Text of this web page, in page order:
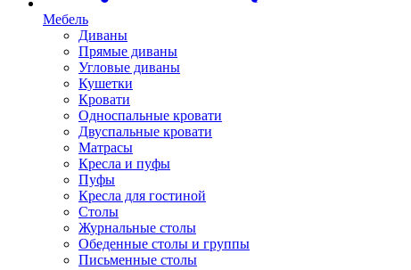
Мебель
Диваны
Прямые диваны
Угловые диваны
Кушетки
Кровати
Односпальные кровати
Двуспальные кровати
Матрасы
Кресла и пуфы
Пуфы
Кресла для гостиной
Столы
Журнальные столы
Обеденные столы и группы
Письменные столы